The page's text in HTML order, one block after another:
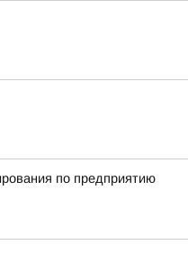
по предприятию